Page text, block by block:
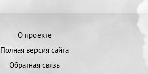
О проекте
Полная версия сайта
Обратная связь